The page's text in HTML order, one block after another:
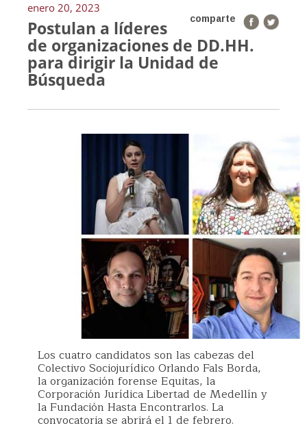
enero 20, 2023
comparte
Postulan a líderes
de organizaciones de DD.HH.
para dirigir la Unidad de
Búsqueda
Los cuatro candidatos son las cabezas del
Colectivo Sociojurídico Orlando Fals Borda,
la organización forense Equitas, la
Corporación Jurídica Libertad de Medellín y
la Fundación Hasta Encontrarlos. La
convocatoria se abrirá el 1 de febrero.